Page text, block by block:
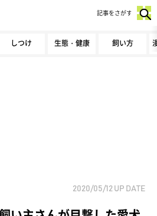
しつけ 生態・健康 飼い方
記事をさがす
2020/05/12 UP DATE